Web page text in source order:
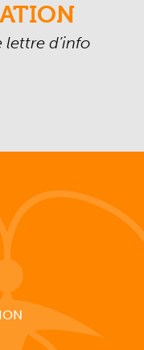
lettre d’info